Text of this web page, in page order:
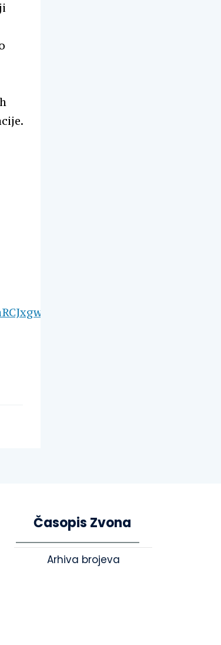
Časopis Zvona
Arhiva brojeva